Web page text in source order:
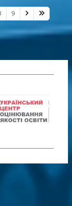
9